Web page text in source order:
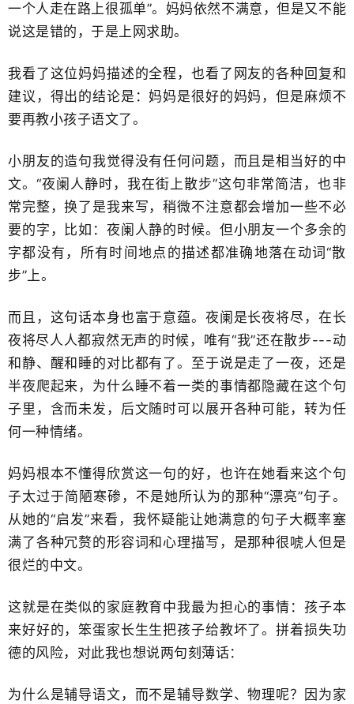
一个人走在路上很孤单”。妈妈依然不满意，但是又不能
说这是错的，于是上网求助。
我看了这位妈妈描述的全程，也看了网友的各种回复和
建议，得出的结论是：妈妈是很好的妈妈，但是麻烦不
要再教小孩子语文了。
小朋友的造句我觉得没有任何问题，而且是相当好的中
文。“夜阑人静时，我在街上散步”这句非常简洁，也非
常完整，换了是我来写，稍微不注意都会增加一些不必
要的字，比如：夜阑人静的时候。但小朋友一个多余的
字都没有，所有时间地点的描述都准确地落在动词“散
步”上。
而且，这句话本身也富于意蕴。夜阑是长夜将尽，在长
夜将尽人人都寂然无声的时候，唯有“我”还在散步---动
和静、醒和睡的对比都有了。至于说是走了一夜，还是
半夜爬起来，为什么睡不着一类的事情都隐藏在这个句
子里，含而未发，后文随时可以展开各种可能，转为任
何一种情绪。
妈妈根本不懂得欣赏这一句的好，也许在她看来这个句
子太过于简陋寒碜，不是她所认为的那种“漂亮”句子。
从她的“启发”来看，我怀疑能让她满意的句子大概率塞
满了各种冗赘的形容词和心理描写，是那种很唬人但是
很烂的中文。
这就是在类似的家庭教育中我最为担心的事情：孩子本
来好好的，笨蛋家长生生把孩子给教坏了。拼着损失功
德的风险，对此我也想说两句刻薄话：
为什么是辅导语文，而不是辅导数学、物理呢？因为家